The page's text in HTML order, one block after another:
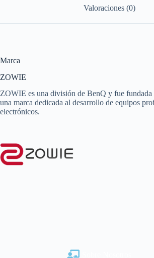
Valoraciones (0)
Marca
ZOWIE
ZOWIE es una división de BenQ y fue fundada
una marca dedicada al desarrollo de equipos
electrónicos.